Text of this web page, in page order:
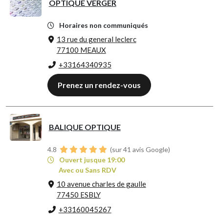
OPTIQUE VERGER
Horaires non communiqués
13 rue du general leclerc
77100 MEAUX
+33164340935
Prenez un rendez-vous
BALIQUE OPTIQUE
4.8
(sur 41 avis Google)
Ouvert jusque 19:00
Avec ou Sans RDV
10 avenue charles de gaulle
77450 ESBLY
+33160045267